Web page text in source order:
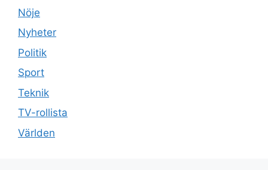
Nöje
Nyheter
Politik
Sport
Teknik
TV-rollista
Världen